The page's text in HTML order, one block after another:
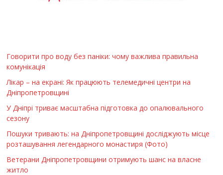
Говорити про воду без паніки: чому важлива правильна
комунікація
Лікар – на екрані: Як працюють телемедичні центри на
Дніпропетровщині
У Дніпрі триває масштабна підготовка до опалювального
сезону
Пошуки тривають: на Дніпропетровщині досліджують місце
розташування легендарного монастиря (Фото)
Ветерани Дніпропетровщини отримують шанс на власне
житло